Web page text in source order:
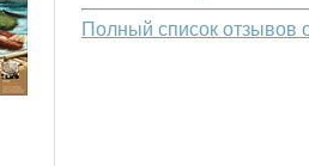
Полный список отзывов